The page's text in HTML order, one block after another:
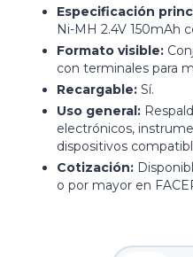
Especificación
Ni-MH 2.4V 150mAh
Formato visible:
con terminales para
Recargable: Sí.
Uso general:
electrónicos,
dispositivos
Cotización:
o por mayor en